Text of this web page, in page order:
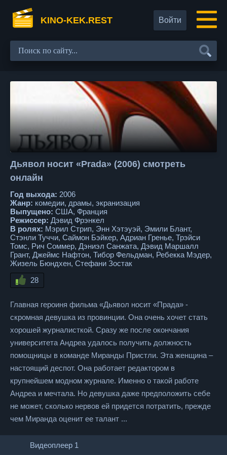
KINO-KEK.REST Войти
Дьявол носит «Prada» (2006) смотреть
онлайн
Год выхода: 2006
Жанр: комедии, драмы, экранизация
Выпущено: США, Франция
Режиссер: Дэвид Фрэнкел
В ролях: Мэрил Стрип, Энн Хэтэуэй, Эмили Блант,
Стэнли Туччи, Саймон Бэйкер, Адриан Гренье, Трэйси
Томс, Рич Соммер, Дэниэл Санжата, Дэвид Маршалл
Грант, Джеймс Нафтон, Тибор Фельдман, Ребекка Мэдер,
Жизель Бюндхен, Стефани Зостак
28
Главная героиня фильма «Дьявол носит «Прада» -
скромная девушка из провинции. Она очень хочет стать
хорошей журналисткой. Сразу же после окончания
университета Андреа удалось получить должность
помощницы в команде Миранды Пристли. Эта женщина –
настоящий деспот. Она работает редактором в
крупнейшем модном журнале. Именно о такой работе
Андреа и мечтала. Но девушка даже предположить себе
не может, сколько нервов ей придется потратить, прежде
чем Миранда оценит ее талант ...
Видеоплеер 1